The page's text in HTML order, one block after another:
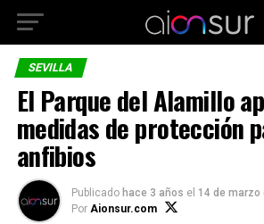
SEVILLA
El Parque del Alamillo
medidas de protección
anfibios
Publicado hace 3 años el 14 de marzo
Por Aionsur.com